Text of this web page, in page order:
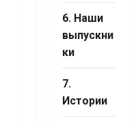
6. Наши
выпускни
ки
7.
Истории